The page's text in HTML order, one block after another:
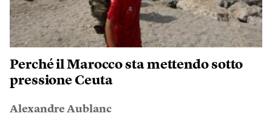
Perché il Marocco sta mettendo sotto
pressione Ceuta
Alexandre Aublanc